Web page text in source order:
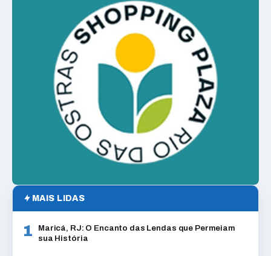
MAIS LIDAS
1
Maricá, RJ: O Encanto das Lendas que Permeiam
sua História